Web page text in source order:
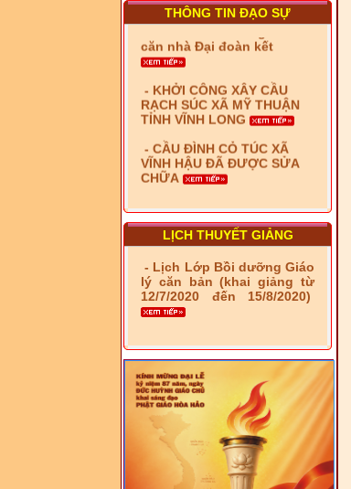
THÔNG TIN ĐẠO SỰ
- Xã Phú Lâm bàn giao 9
căn nhà Đại đoàn kết
- KHỞI CÔNG XÂY CẦU
RẠCH SÚC XÃ MỸ THUẬN
TỈNH VĨNH LONG
- CẦU ĐÌNH CỎ TÚC XÃ
VĨNH HẬU ĐÃ ĐƯỢC SỬA
CHỮA
- Bàn giao 10 căn nhà Đại
cảnh khó khăn tại xã Tây
Yên
- LỄ RA QUÂN DẬM VÁ,
SỬA CHỮA LỘ GIAO
THÔNG NÔNG THÔN (XÃ
PHÚ THỌ)
PHÁP LUẬT VIỆT NAM VÀ
HIẾN CHƯƠNG GIÁO HỘI
PGHH NHIỆM KỲ VI (2024-
2029) CHO TRỊ SỰ VIÊN
TRUNG ƯƠNG, BAN ĐẠI
DIỆN TỈNH VÀ GIÁO LÝ
VIÊN - CHUYÊN ĐỀ: NHỮNG
VẤN ĐỀ CHUNG VỀ PHÁP
LUẬT VÀ HỆ THỐNG PHÁP
LUẬT VIỆT NAM
LỊCH THUYẾT GIẢNG
- Lịch Lớp Bồi dưỡng Giáo
lý căn bản (khai giảng từ
12/7/2020 đến 15/8/2020)